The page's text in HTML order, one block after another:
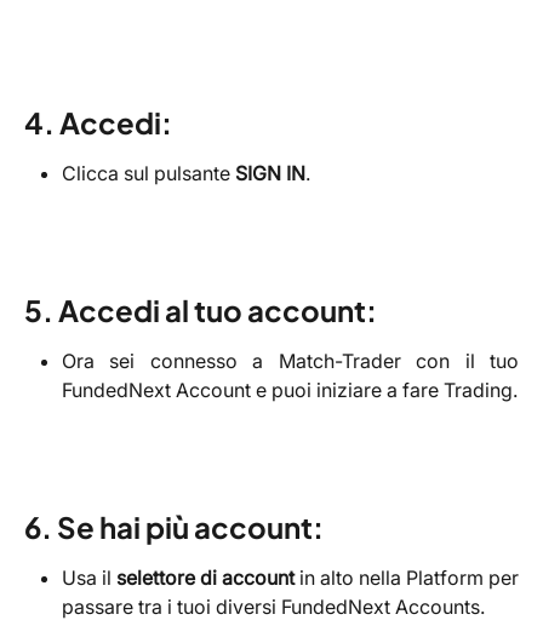
4. Accedi:
Clicca sul pulsante SIGN IN.
5. Accedi al tuo account:
Ora sei connesso a Match-Trader con il tuo
FundedNext Account e puoi iniziare a fare Trading.
6. Se hai più account:
Usa il selettore di accountin alto nella Platform per
passare tra i tuoi diversi FundedNext Accounts.